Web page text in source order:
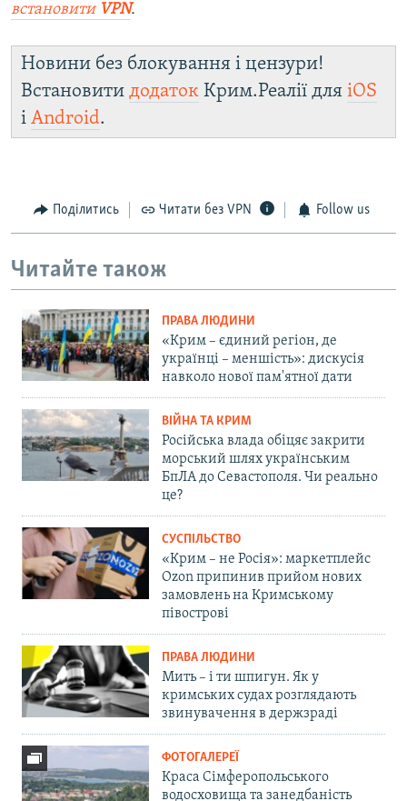
встановити VPN.
Новини без блокування і цензури!
Встановити додаток Крим.Реалії для iOS
і Android.
Поділитись Читати без VPN Follow us
Читайте також
ПРАВА ЛЮДИНИ
«Крим – єдиний регіон, де
українці – меншість»: дискусія
навколо нової пам'ятної дати
ВІЙНА ТА КРИМ
Російська влада обіцяє закрити
морський шлях українським
БпЛА до Севастополя. Чи реально
це?
СУСПІЛЬСТВО
«Крим – не Росія»: маркетплейс
Ozon припинив прийом нових
замовлень на Кримському
півострові
ПРАВА ЛЮДИНИ
Мить – і ти шпигун. Як у
кримських судах розглядають
звинувачення в держзраді
ФОТОГАЛЕРЕЇ
Краса Сімферопольського
водосховища та занедбаність